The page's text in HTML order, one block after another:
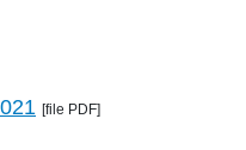
[file PDF]